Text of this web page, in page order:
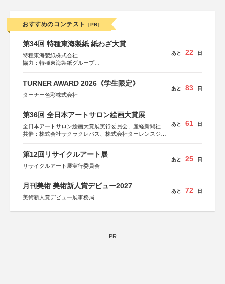
おすすめのコンテスト [PR]
第34回 特種東海製紙 紙わざ大賞
特種東海製紙株式会社
協力：特種東海製紙グループ
あと 22 日
TURNER AWARD 2026《学生限定》
ターナー色彩株式会社
あと 83 日
第36回 全日本アートサロン絵画大賞展
全日本アートサロン絵画大賞展実行委員会、産経新聞社
共催：株式会社サクラクレパス、株式会社ターレンスジャ
あと 61 日
第12回リサイクルアート展
リサイクルアート展実行委員会
あと 25 日
月刊美術 美術新人賞デビュー2027
美術新人賞デビュー展事務局
あと 72 日
PR